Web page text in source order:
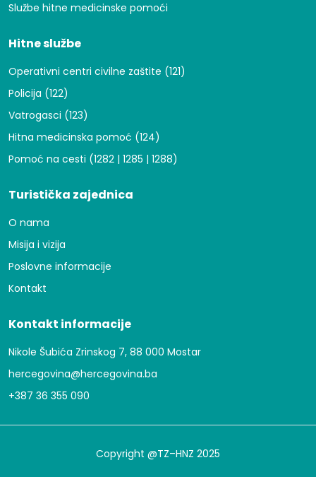
Službe hitne medicinske pomoći
Hitne službe
Operativni centri civilne zaštite (121)
Policija (122)
Vatrogasci (123)
Hitna medicinska pomoć (124)
Pomoć na cesti (1282 | 1285 | 1288)
Turistička zajednica
O nama
Misija i vizija
Poslovne informacije
Kontakt
Kontakt informacije
Nikole Šubića Zrinskog 7, 88 000 Mostar
hercegovina@hercegovina.ba
+387 36 355 090
Copyright @TZ–HNZ 2025